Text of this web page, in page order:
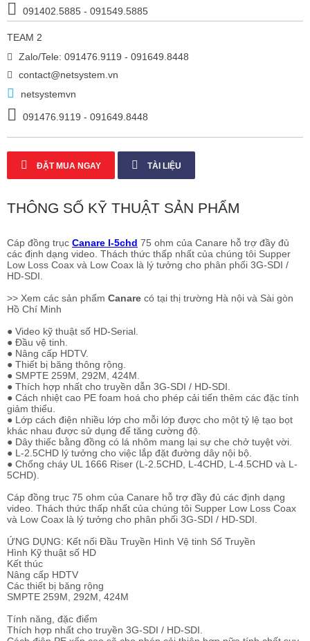
091402.5885 - 091549.5885
TEAM 2
Zalo/Tele: 091476.9119 - 091649.8448
contact@netsystem.vn
netsystemvn
091476.9119 - 091649.8448
ĐẶT MUA NGAY TÀI LIỆU
THÔNG SỐ KỸ THUẬT SẢN PHẨM
Cáp đồng trục Canare l-5chd 75 ohm của Canare hỗ trợ đầy đủ
các định dạng video. Thách thức thấp nhất của chúng tôi Supper
Low Loss Coax và Low Coax là lý tưởng cho phân phối 3G-SDI /
HD-SDI.
>> Xem các sản phẩm Canare có tại thị trường Hà nội và Sài gòn
Hồ Chí Minh
● Video kỹ thuật số HD-Serial.
● Đầu vệ tinh.
● Nâng cấp HDTV.
● Thiết bị băng thông rộng.
● SMPTE 259M, 292M, 424M.
● Thích hợp nhất cho truyền dẫn 3G-SDI / HD-SDI.
● Cách nhiệt cao PE foam hoá cho phép cải tiến thêm các đặc tính
giảm thiểu.
● Lớp cách điện nhiều lớp cho mỗi lớp được cho một tỷ lệ tạo bọt
khác nhau được sử dụng để tăng cường độ.
● Dây thiếc bằng đồng có lá nhôm mang lại sự che chở tuyệt vời.
● L-2.5CHD lý tưởng cho việc lắp đặt đường dây nội bộ.
● Chống cháy UL 1666 Riser (L-2.5CHD, L-4CHD, L-4.5CHD và L-
5CHD).
Cáp đồng trục 75 ohm của Canare hỗ trợ đầy đủ các định dạng
video. Thách thức thấp nhất của chúng tôi Supper Low Loss Coax
và Low Coax là lý tưởng cho phân phối 3G-SDI / HD-SDI.
ỨNG DỤNG: Kết nối Đầu Truyền Hình Vệ tinh Số Truyền
Hình Kỹ thuật số HD
Kết thúc
Nâng cấp HDTV
Các thiết bị băng rộng
SMPTE 259M, 292M, 424M
Tính năng, đặc điểm
Thích hợp nhất cho truyền 3G-SDI / HD-SDI.